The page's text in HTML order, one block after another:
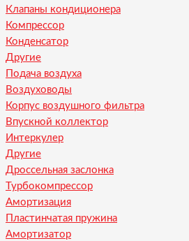
Клапаны кондиционера
Компрессор
Конденсатор
Другие
Подача воздуха
Воздуховоды
Корпус воздушного фильтра
Впускной коллектор
Интеркулер
Другие
Дроссельная заслонка
Турбокомпрессор
Амортизация
Пластинчатая пружина
Амортизатор